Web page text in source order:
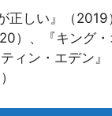
正しい』（2019
）、『キング・
ィン・エデン』